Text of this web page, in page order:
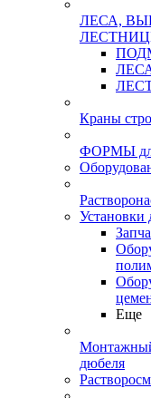
ЛЕСА,
Краны
ФОРМЫ
Установки
Еще
дюбеля